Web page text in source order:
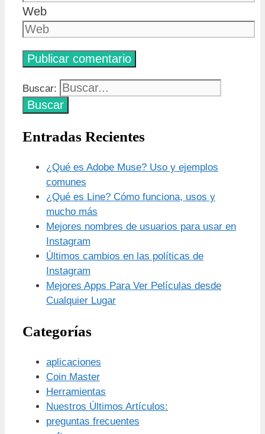
Web
Buscar:
Entradas Recientes
¿Qué es Adobe Muse? Uso y ejemplos
comunes
¿Qué es Line? Cómo funciona, usos y
mucho más
Mejores nombres de usuarios para usar en
Instagram
Últimos cambios en las políticas de
Instagram
Mejores Apps Para Ver Películas desde
Cualquier Lugar
Categorías
aplicaciones
Coin Master
Herramientas
Nuestros Últimos Artículos:
preguntas frecuentes